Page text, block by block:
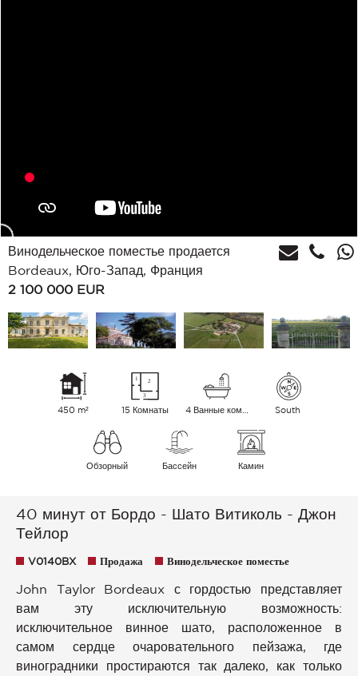
Винодельческое поместье продается
Bordeaux, Юго-Запад, Франция
2 100 000 EUR
450 m² 15 Комнаты South
Обзорный Бассейн Камин
40 минут от Бордо - Шато Витиколь - Джон
Тейлор
V0140BX Продажа Винодельческое поместье
John Taylor Bordeaux с гордостью представляет
вам эту исключительную возможность:
исключительное винное шато, расположенное в
самом сердце очаровательного пейзажа, где
виноградники простираются так далеко, как только